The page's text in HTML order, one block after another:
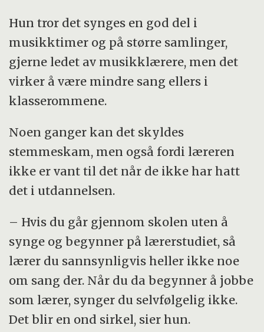
Hun tror det synges en god del i
musikktimer og på større samlinger,
gjerne ledet av musikklærere, men det
virker å være mindre sang ellers i
klasserommene.
Noen ganger kan det skyldes
stemmeskam, men også fordi læreren
ikke er vant til det når de ikke har hatt
det i utdannelsen.
– Hvis du går gjennom skolen uten å
synge og begynner på lærerstudiet, så
lærer du sannsynligvis heller ikke noe
om sang der. Når du da begynner å jobbe
som lærer, synger du selvfølgelig ikke.
Det blir en ond sirkel, sier hun.